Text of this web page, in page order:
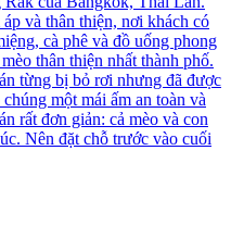
và thân thiện, nơi khách có
cà phê và đồ uống phong
thân thiện nhất thành phố.
từng bị bỏ rơi nhưng đã được
một mái ấm an toàn và
rất đơn giản: cả mèo và con
Nên đặt chỗ trước vào cuối